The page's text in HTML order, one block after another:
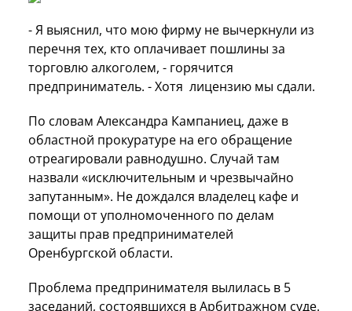
- Я выяснил, что мою фирму не вычеркнули из
перечня тех, кто оплачивает пошлины за
торговлю алкоголем, - горячится
предприниматель. - Хотя лицензию мы сдали.
По словам Александра Кампаниец, даже в
областной прокуратуре на его обращение
отреагировали равнодушно. Случай там
назвали «исключительным и чрезвычайно
запутанным». Не дождался владелец кафе и
помощи от уполномоченного по делам
защиты прав предпринимателей
Оренбургской области.
Проблема предпринимателя вылилась в 5
заседаний, состоявшихся в Арбитражном суде.